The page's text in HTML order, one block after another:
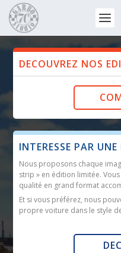
DECOUVREZ NOS
INTERESSE PAR
Nous proposons chaque
strip » en édition limitée.
qualité en grand format
Et si vous préférez, nous
propre voiture dans le style